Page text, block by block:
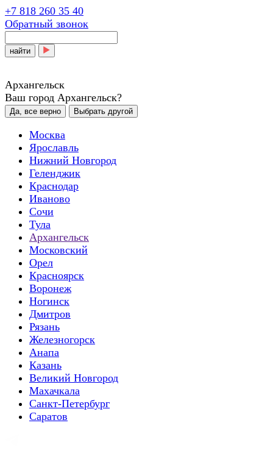
+7 818 260 35 40
Обратный звонок
найти
Архангельск
Ваш город Архангельск?
Да, все верно Выбрать другой
Москва
Ярославль
Нижний Новгород
Геленджик
Краснодар
Иваново
Сочи
Тула
Архангельск
Московский
Орел
Красноярск
Воронеж
Ногинск
Дмитров
Рязань
Железногорск
Анапа
Казань
Великий Новгород
Махачкала
Санкт-Петербург
Саратов